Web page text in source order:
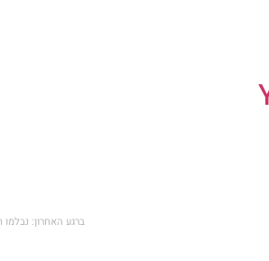
ברגע האחרון: